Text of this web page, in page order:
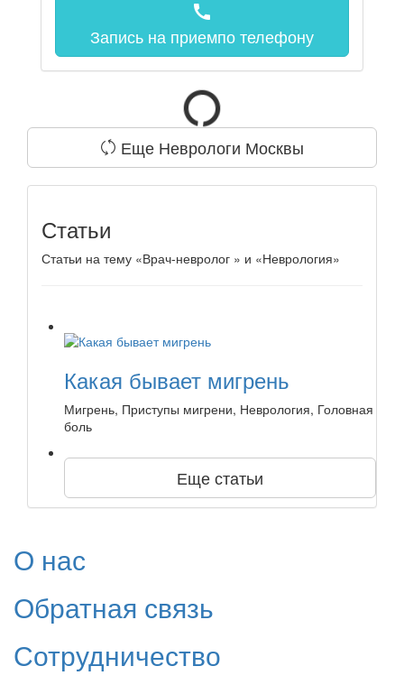
call
Запись на приемпо телефону
Еще Неврологи Москвы
Статьи
Статьи на тему «Врач-невролог » и «Неврология»
Какая бывает мигрень
Мигрень, Приступы мигрени, Неврология, Головная
боль
Еще статьи
О нас
Обратная связь
Сотрудничество